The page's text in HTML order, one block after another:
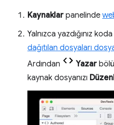
Kaynaklar panelinde
Yalnızca yazdığınız
dağıtılan dosyaları
Ardından
Yazar
kaynak dosyanızı